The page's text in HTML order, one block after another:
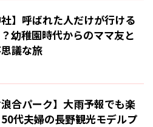
社】呼ばれた人だけが行ける
幼稚園時代からのママ友と
議な旅
浪合パーク】大雨予報でも楽
代夫婦の長野観光モデルプ